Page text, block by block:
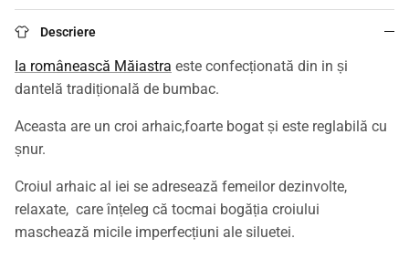
Descriere
Ia românească Măiastra este confecționată din in și
dantelă tradițională de bumbac.
Aceasta are un croi arhaic,foarte bogat și este reglabilă cu
șnur.
Croiul arhaic al iei se adresează femeilor dezinvolte,
relaxate, care înțeleg că tocmai bogăția croiului
maschează micile imperfecțiuni ale siluetei.